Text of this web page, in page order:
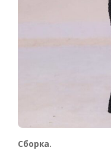
Сборка.